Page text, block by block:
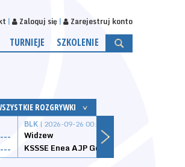
Zaloguj się Zarejestruj konto
TURNIEJE SZKOLENIE
ROZGRYWKI
---
---
BLK | 2026-09-26 00:00
Widzew